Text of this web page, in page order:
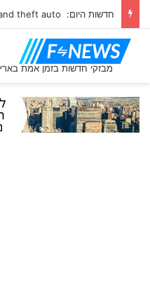
חדשות היום: grand theft auto